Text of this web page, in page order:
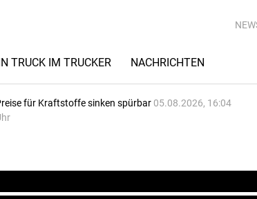
TRUCK IM TRUCKER NACHRICHTEN
für Kraftstoffe sinken spürbar 05.08.2026, 16:04